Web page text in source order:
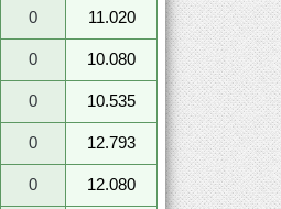
0
11.020
0
10.080
0
10.535
0
12.793
0
12.080